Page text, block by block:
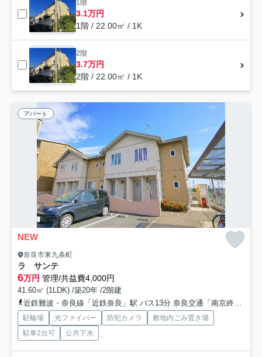
1階
3.1万円
1階 / 22.00㎡ / 1K
2階
3.7万円
2階 / 22.00㎡ / 1K
アパート
NEW
奈良市東九条町
ラ サンテ
6万円 管理/共益費4,000円
41.60㎡ (1LDK) /築20年 /2階建
近鉄難波・奈良線「近鉄奈良」駅 バス13分 奈良交通「南京終町」 停歩6分
駐輪場 光ファイバー 防犯カメラ
敷地内ごみ置き場
駐車2台可
公共下水